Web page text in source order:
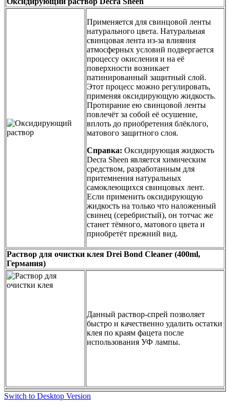
Применяется для свинцовой ленты
натурального цвета. Натуральная
свинцовая лента из-за влияния
атмосферных условий подвергается
процессу окисления и на её
поверхности возникает
патинированный защитный слой.
Этот процесс можно регулировать,
применяя оксидирующую жидкость.
Протирание ею свинцовой ленты
повлечёт за собой её осушение,
вплоть до приобретения блёклого,
матового защитного слоя.
Справка: Оксидирующая жидкость
Decra Sheen является химическим
средством, разработанным для
притемнения натуральных
самоклеющихся свинцовых лент.
Если применить оксидирующую
жидкость на только что наложенный
свинец (серебристый), он тотчас же
станет тёмного, матового цвета и
приобретёт прежний вид.
Раствор для очистки клея Drei Bond Cleaner (400ml,
Германия)
Данный раствор-спрей позволяет
быстро и качественно удалить остатки
клея по краям фацета после
использования УФ лампы.
Switch to Desktop Version